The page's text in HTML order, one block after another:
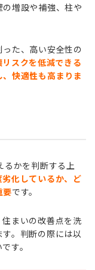
増設や補強、柱や
た、高い安全性の
スクを低減できる
快適性も高まりま
るかを判断する上
化しているか、ど
要です。
まいの改善点を洗
。判断の際には以
す。